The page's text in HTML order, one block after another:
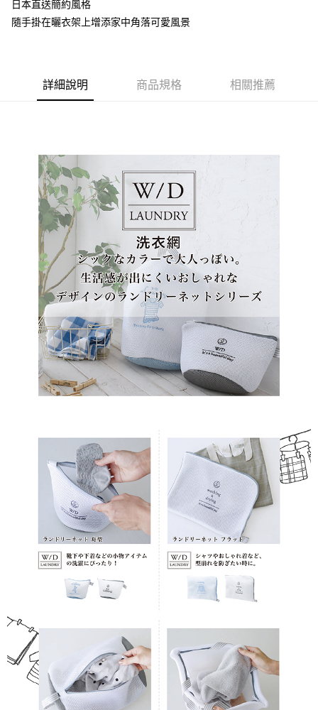
便利好安心！
１．簡單：不需註冊會員、不需綁卡、不需儲值。
２．便利：只要手機號碼，簡訊認證，即可結帳。
１．於結帳方式選擇「AFTEE先享後付」後，將跳轉至「AFTEE先享後付」
結帳頁面，進行簡訊認證並確認金額後，即可完成結帳。
購買商品的店家。未經商家同意取消之訂單仍視為有效，需透過AFTEE先享
後付繳納相關費用。
※ 交易是否成功請以「AFTEE先享後付 」之結帳頁面顯示為準，若有關於
是否繳費成功／繳費後需取消欲退款等相關疑問，請聯繫「AFTEE先享後付
客戶支援中心」https://netprotections.freshdesk.com/support/home
【注意事項】
１．透過由恩沛科技股份有限公司提供之「AFTEE先享後付」服務完成之交
易，需依本服務之必要範圍內提供個人資料，並將交易相關給付款項請求債
權轉讓予恩沛科技股份有限公司。
２．關於個人資料處理事宜，請瀏覽以下網址：
https://aftee.tw/terms/#terms3
３．未成年的使用者請事先徵得法定代理人或監護人之同意方可使用
「AFTEE先享後付」，若未經同意申辦者引起之損失，本公司不負相關責
４．使用「AFTEE先享後付」時，將依據個別帳號之用戶狀況，依本公司即
時審查核予不同之上限額度；若仍有額度不足之情形，本公司將視審查結果
請求用戶進行身份認證。
５．嚴禁一人註冊多個帳號或使用他人資訊註冊。若發現惡意使用之情形，
恩沛科技股份有限公司將有權停止該用戶之使用額度並採取法律行動。
運送方式
全家-純取貨
每筆NT$100，滿NT$2,000(含以上)免運費
711-純取貨
每筆NT$100，滿NT$2,000(含以上)免運費
宅配到家
每筆NT$100
水清淨宅配
每筆NT$100，滿NT$2,000(含以上)免運費
日本直送簡約風格
隨手掛在曬衣架上增添家中角落可愛風景
詳細說明 商品規格 相關推薦